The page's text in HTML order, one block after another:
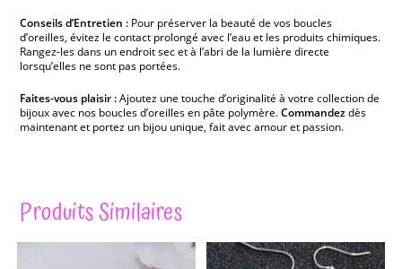
Conseils d’Entretien : Pour préserver la beauté de vos boucles
d’oreilles, évitez le contact prolongé avec l’eau et les produits chimiques.
Rangez-les dans un endroit sec et à l’abri de la lumière directe
lorsqu’elles ne sont pas portées.
Faites-vous plaisir :Ajoutez une touche d’originalité à votre collection de
bijoux avec nos boucles d’oreilles en pâte polymère.Commandezdès
maintenant et portez un bijou unique, fait avec amour et passion.
Produits Similaires